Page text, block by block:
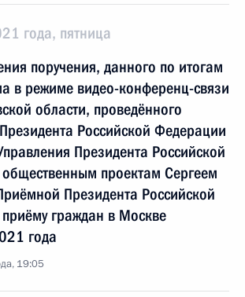
года, пятница
поручения, данного по итогам
в режиме видео-конференц-связи
области, проведённого
Российской Федерации
Президента Российской
проектам Сергеем
Президента Российской
граждан в Москве
года
19:05